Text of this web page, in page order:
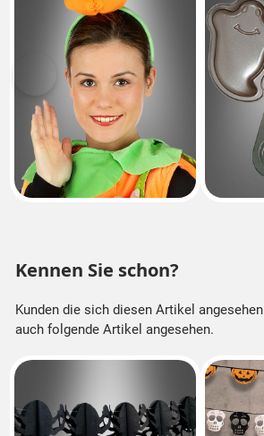
Vorherige
Kennen Sie schon?
Kunden die sich diesen Artikel
auch folgende Artikel angesehen.